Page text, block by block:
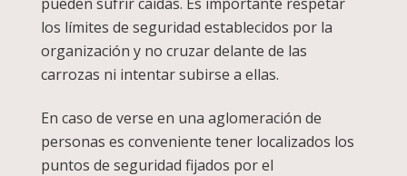
los límites de seguridad establecidos por la
organización y no cruzar delante de las
carrozas ni intentar subirse a ellas.
En caso de verse en una aglomeración de
personas es conveniente tener localizados los
puntos de seguridad fijados por el